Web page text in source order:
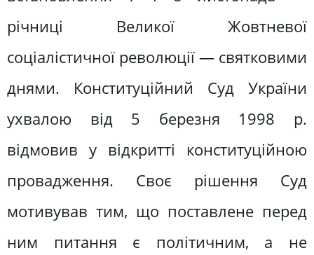
річниці Великої Жовтневої
соціалістичної революції — святковими
днями. Конституційний Суд України
ухвалою від 5 березня 1998 р.
відмовив у відкритті конституційною
провадження. Своє рішення Суд
мотивував тим, що поставлене перед
ним питання є політичним, а не